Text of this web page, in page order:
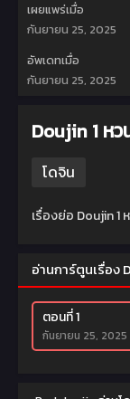
เผยแพร่เมื่อ
กันยายน 25, 2025
อัพเดทเมื่อ
กันยายน 25, 2025
Doujin 1 ห
โดจิน
เรื่องย่อ Doujin 1
อ่านการ์ตูนเรื่อง
ตอนที่ 1
กันยายน 25, 2025